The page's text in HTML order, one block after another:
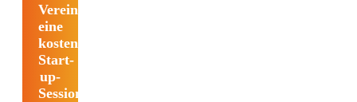
Vereinbare
eine
kostenfreie
Start-
up-
Session